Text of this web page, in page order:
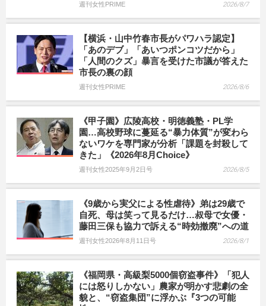
週刊女性PRIME 2026/8/7
【横浜・山中竹春市長がパワハラ認定】
「あのデブ」「あいつポンコツだから」
「人間のクズ」暴言を受けた市議が答えた
市長の裏の顔
週刊女性PRIME 2026/8/6
《甲子園》広陵高校・明徳義塾・PL学
園…高校野球に蔓延る“暴力体質”が変わら
ないワケを専門家が分析「課題を封殺して
きた」《2026年8月Choice》
週刊女性2025年9月2日号 2026/8/5
《9歳から実父による性虐待》弟は29歳で
自死、母は笑って見るだけ…叔母で女優・
藤田三保も協力で訴える“時効撤廃”への道
週刊女性2026年8月11日号 2026/8/1
《福岡県・高級梨5000個窃盗事件》「犯人
には怒りしかない」農家が明かす悲劇の全
貌と、“窃盗集団”に浮かぶ『3つの可能